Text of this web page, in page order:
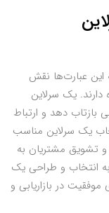
این عبارت‌ها نقش
دارند. یک سرلاین
دهد و ارتباط
یک سرلاین مناسب
و تشویق مشتریان به
به انتخاب و طراحی یک
موفقیت در بازاریابی و